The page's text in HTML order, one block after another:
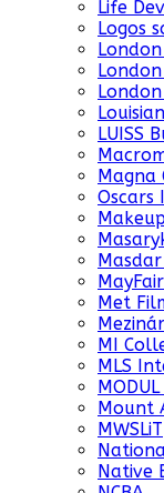
Life
Logos
LUISS
Magna
Met
MI
MLS
Mount
MWSLiT
Native